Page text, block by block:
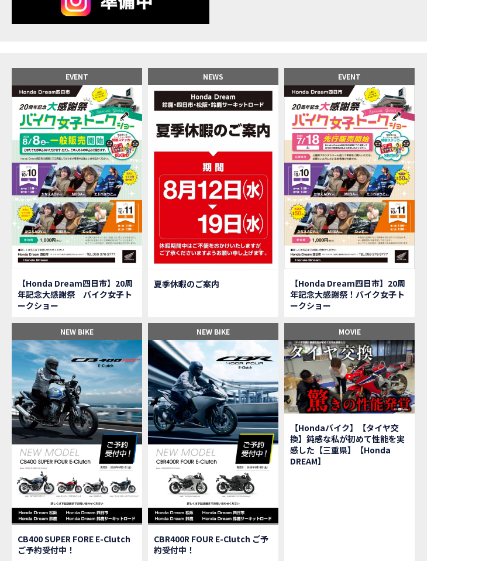
正統派NC750X！大型二輪教習から10年目の素直な感想|Honda NC750X
MOVIE 女が乗るバイクじゃない？低身長女が検証します
MOVIE 【福井1泊ツーリング】バイク女子、仲悪いって本当？
MOVIE 大型ツアラー！Gold Wing Tour 50th ANNIVWRSARYは女性ライダーでもツー
MOVIE 【Monkey125】初めてモンキー！意外な◯◯へ行って来た【三重ホンダ
NEW BIKE 大型ツアラー「Gold Wing Tour」と特別仕様の 「Gold Wing Tour 50th
MOVIE 【三重県】女性ライダーツーリングを満喫しました｜CB1000HORNET
MOVIE 【女子ツーの実態】恥ずかしいけど、暴露しました。
MOVIE オイル交換に行ったつもりが…まさかの大出費！？
NEW BIKE 「CRF250 RALLY」「CRF250 RALLY＜s＞」の カラーリング設定と仕
「CRF250L」「CRF250L＜s＞」のカラーリング設定と 仕様を一部変更
NEW BIKE 軽二輪スーパースポーツモデル「CBR250RR」の カラーバリエーショ
MOVIE 【Honda Dream鈴鹿】20周年記念・大感謝祭イベント 大人気バイク女子が大集合・・Honda
NEW BIKE PROJECT BIG1 Final Edition CB 1300在庫車あります！
【バイク女子】急遽、愛車とお別れ…ついにあのバイクに乗れた
MOVIE 【バイク女子】オイル交換だけのつもりが、まさかのアレを交換するこ
【Honda Dream 鈴鹿２０周年記念大感謝祭】 多くの方のご来店ありが
【CB650R E-Clutch】X-ADVでDCTに5年乗った私が素直にレビュー｜
MOVIE 【カブでアクセル全開】女性ライダーで耐久レース参戦！レースだけじ
MOVIE 【新型X-ADV】最初のカスタムはこれ！ガラスコーティングもしちゃいま
MOVIE 【納車】新型X-ADV初走行！3台乗り継いだ私の素直な感想｜DCT クルー
三重県下 Honda Dream4店舗にて新春キャンペーンを開催
MOVIE 【速報】2025年モデルHonda X-ADV契約しました！新型のどこが凄いか
MOVIE 【女子ツーリング】秋の女子ツーリングin鳥羽・伊勢 【Honda Dream
NEW BIKE スーパーカブFinal Edition/HELLP KITTY在庫車あります！
MOVIE 【CBR1000RR-R】スーパースポーツバイクで三重県の新スポットを巡る
CAMPAIGN 三重県下 Honda Dreamにてレンタルバイクキャンペーン実施中💫
MOVIE 【アフリカツイン】憧れの大型バイクで1泊2日マスツーリング｜三重県
MOVIE 【女子ツーリング】穴場スポット満載！三重の美味しいもの・パワース
MOVIE 【CBR600RR】憧れのSSバイクで女子ツーリング|三重県 松阪スタート！
MOVIE
MOVIE 【鈴鹿サーキット】ホンダモーターサイクリストスクールを体験してき
【祝】Honda CL500納車「かなえさんバイク売れました！」連絡があり
EVENT
【Honda Dream四日市】20周
年記念大感謝祭 バイク女子ト
ークショー
NEWS
夏季休暇のご案内
EVENT
【Honda Dream四日市】20周
年記念大感謝祭！バイク女子ト
ークショー
NEW BIKE
CB400 SUPER FORE E-Clutch
ご予約受付中！
NEW BIKE
CBR400R FOUR E-Clutch ご予
約受付中！
MOVIE
【Hondaバイク】【タイヤ交
換】鈍感な私が初めて性能を実
感した【三重県】【Honda
DREAM】